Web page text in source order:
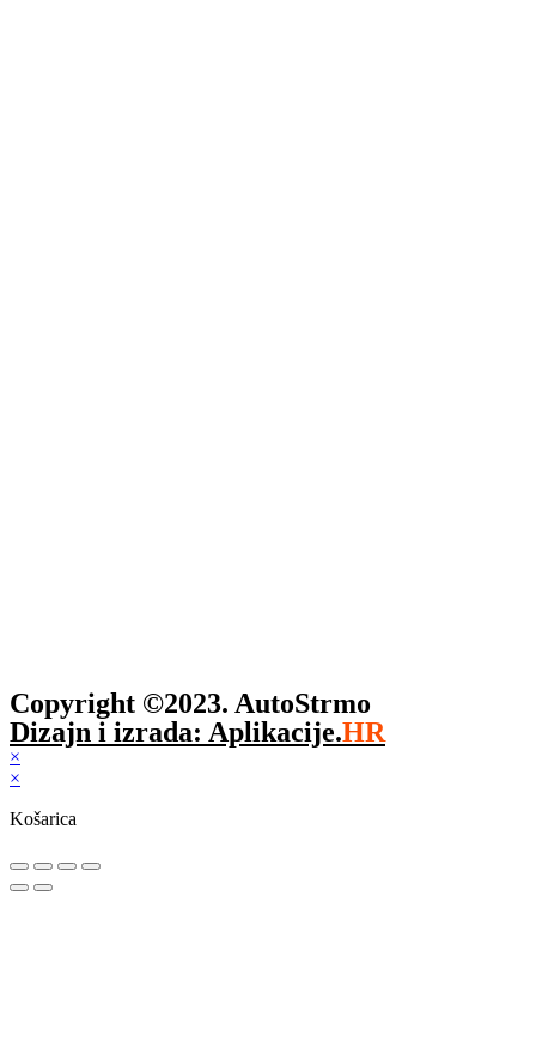
Copyright ©2023. AutoStrmo
Dizajn i izrada: Aplikacije.HR
×
×
Košarica